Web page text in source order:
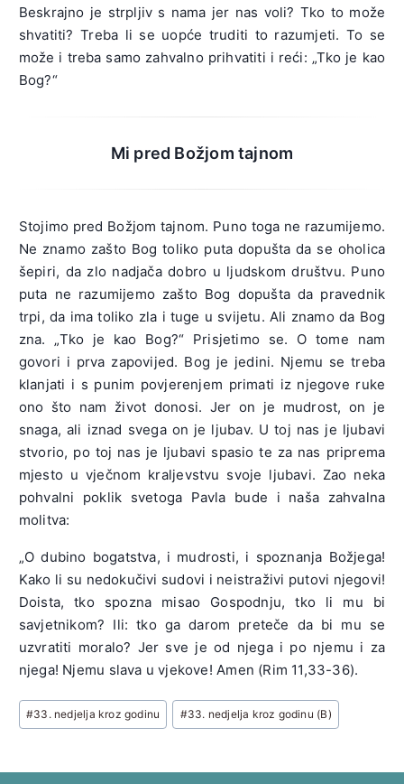
Beskrajno je strpljiv s nama jer nas voli? Tko to može
shvatiti? Treba li se uopće truditi to razumjeti. To se
može i treba samo zahvalno prihvatiti i reći: „Tko je kao
Bog?“
Mi pred Božjom tajnom
Stojimo pred Božjom tajnom. Puno toga ne razumijemo.
Ne znamo zašto Bog toliko puta dopušta da se oholica
šepiri, da zlo nadjača dobro u ljudskom društvu. Puno
puta ne razumijemo zašto Bog dopušta da pravednik
trpi, da ima toliko zla i tuge u svijetu. Ali znamo da Bog
zna. „Tko je kao Bog?“ Prisjetimo se. O tome nam
govori i prva zapovijed. Bog je jedini. Njemu se treba
klanjati i s punim povjerenjem primati iz njegove ruke
ono što nam život donosi. Jer on je mudrost, on je
snaga, ali iznad svega on je ljubav. U toj nas je ljubavi
stvorio, po toj nas je ljubavi spasio te za nas priprema
mjesto u vječnom kraljevstvu svoje ljubavi. Zao neka
pohvalni poklik svetoga Pavla bude i naša zahvalna
molitva:
„O dubino bogatstva, i mudrosti, i spoznanja Božjega!
Kako li su nedokučivi sudovi i neistraživi putovi njegovi!
Doista, tko spozna misao Gospodnju, tko li mu bi
savjetnikom? Ili: tko ga darom preteče da bi mu se
uzvratiti moralo? Jer sve je od njega i po njemu i za
njega! Njemu slava u vjekove! Amen (Rim 11,33-36).
Post
Tags:
#33. nedjelja kroz godinu #33. nedjelja kroz godinu (B)